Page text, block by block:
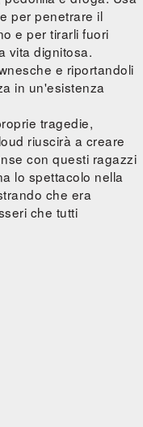
per penetrare il
e per tirarli fuori
vita dignitosa.
e riportandoli
in un'esistenza
tragedie,
riuscirà a creare
con questi ragazzi
lo spettacolo nella
che era
che tutti